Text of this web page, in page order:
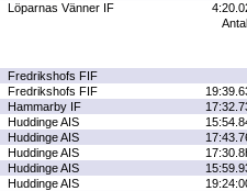
Löparnas Vänner IF
Fredrikshofs FIF
Fredrikshofs FIF
Hammarby IF
Huddinge AIS
Huddinge AIS
Huddinge AIS
Huddinge AIS
Huddinge AIS